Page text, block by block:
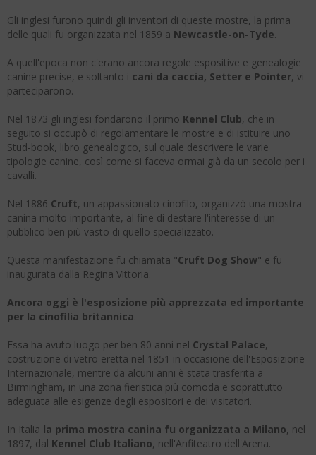
Gli inglesi furono quindi gli inventori di queste mostre, la prima
delle quali fu organizzata nel 1859 a Newcastle-on-Tyde.
A quell'epoca non c'erano ancora regole espositive e genealogie
canine precise, e soltanto i cani da caccia, Setter e Pointer, vi
parteciparono.
Nel 1873 gli inglesi fondarono il primo Kennel Club, che in
seguito si occupò di regolamentare le mostre e di istituire uno
Stud-book, libro genealogico, sul quale descrivere le varie
tipologie canine, così come si faceva ormai già da un secolo per i
cavalli.
Nel 1886 Cruft, un appassionato cinofilo, organizzò una mostra
canina molto importante, al fine di destare l'interesse di un
pubblico ben più vasto di quello specializzato.
Questa manifestazione fu chiamata "Cruft Dog Show" e fu
inaugurata dalla Regina Vittoria.
Ancora oggi è l'esposizione più apprezzata ed importante
per la cinofilia britannica.
Essa ha avuto luogo per ben 80 anni nel Crystal Palace,
costruzione di vetro eretta nel 1851 in occasione dell'Esposizione
Internazionale, mentre da alcuni anni è stata trasferita a
Birmingham, in una zona fieristica più comoda e soprattutto
adeguata alle esigenze degli espositori e dei visitatori.
In Italia la prima mostra canina fu organizzata a Milano, nel
1897, dal Kennel Club Italiano, nell'Anfiteatro dell'Arena.